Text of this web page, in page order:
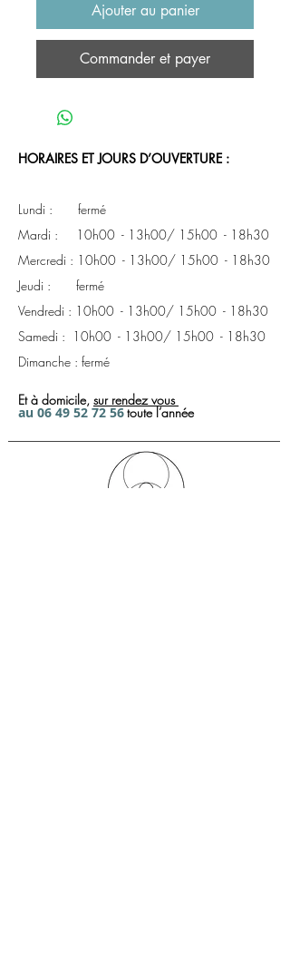
Ajouter au panier
Commander et payer
HORAIRES ET JOURS D’OUVERTURE :
Lundi : fermé
Mardi : 10h00 - 13h00/ 15h00 - 18h30
Mercredi : 10h00 - 13h00/ 15h00 - 18h30
Jeudi : fermé
Vendredi : 10h00 - 13h00/ 15h00 - 18h30
Samedi : 10h00 - 13h00/ 15h00 - 18h30
Dimanche : fermé
Et à domicile, sur rendezvous
au 06 49 52 72 56toute l’année